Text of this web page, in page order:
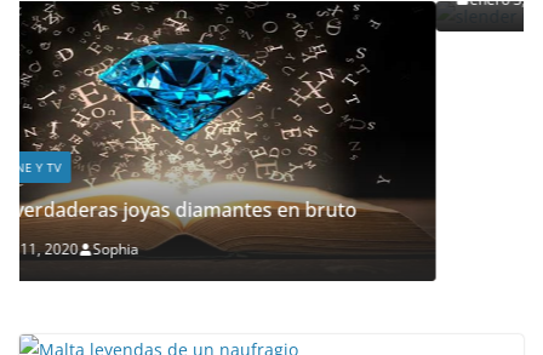
enero 3, 2018 Grecia Cortez